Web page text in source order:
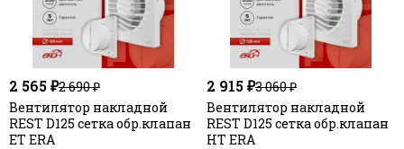
2 565 ₽2 690 ₽
Вентилятор накладной
REST D125 сетка обр.клапан
ET ERA
2 915 ₽3 060 ₽
Вентилятор накладной
REST D125 сетка обр.клапан
HT ERA